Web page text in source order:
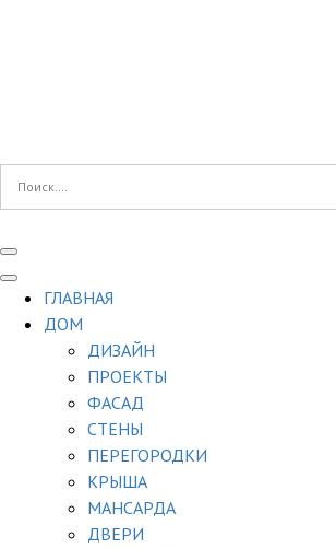
ГЛАВНАЯ
ДОМ
ДИЗАЙН
ПРОЕКТЫ
ФАСАД
СТЕНЫ
ПЕРЕГОРОДКИ
КРЫША
МАНСАРДА
ДВЕРИ